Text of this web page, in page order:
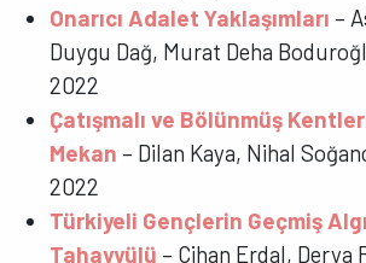
Onarıcı Adalet Yaklaşımları –
Duygu Dağ, Murat Deha
2022
Çatışmalı ve Bölünmüş
Mekan – Dilan Kaya, Nihal
2022
Türkiyeli Gençlerin Geçmiş
Tahayyülü – Cihan Erdal, Derya